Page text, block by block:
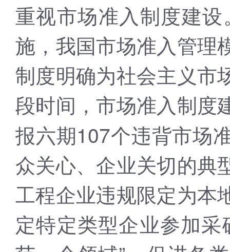
重视市场准入制度建
施，我国市场准入管理
制度明确为社会主义市
段时间，市场准入制度
报六期107个违背市场
众关心、企业关切的典
工程企业违规限定为本
定特定类型企业参加